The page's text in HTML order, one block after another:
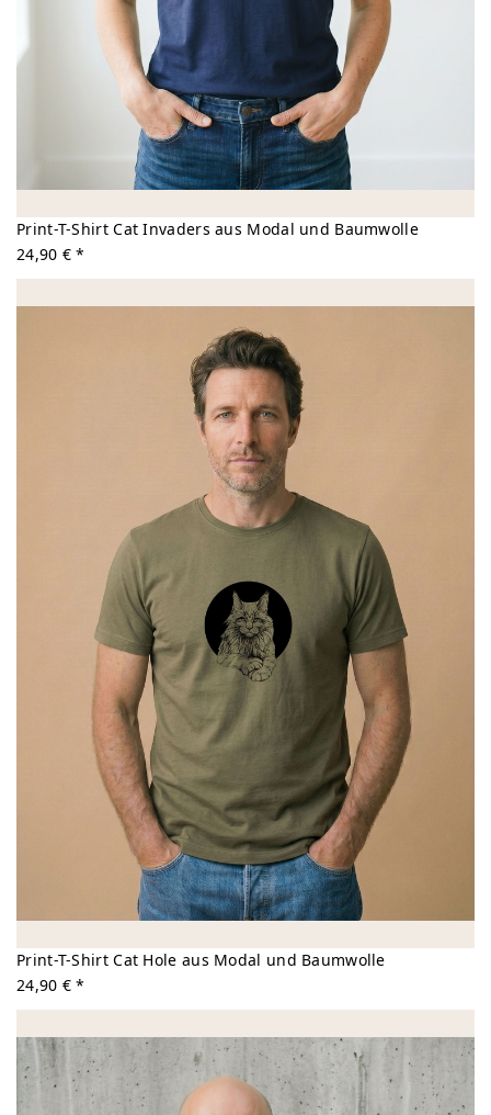
Print-T-Shirt Cat Invaders aus Modal und Baumwolle
24,90 € *
Print-T-Shirt Cat Hole aus Modal und Baumwolle
24,90 € *